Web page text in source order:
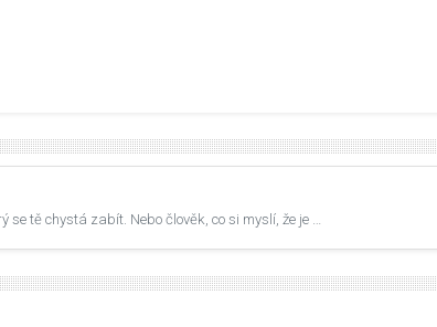
se tě chystá zabít. Nebo člověk, co si myslí, že je …